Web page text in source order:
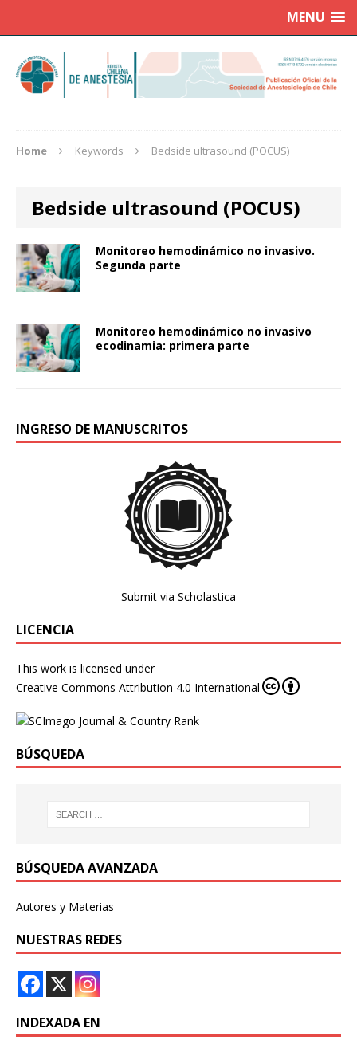
MENU
Home Keywords Bedside ultrasound (POCUS)
Bedside ultrasound (POCUS)
Monitoreo hemodinámico no invasivo.
Segunda parte
Monitoreo hemodinámico no invasivo
ecodinamia: primera parte
INGRESO DE MANUSCRITOS
Submit via Scholastica
LICENCIA
This work is licensed under
Creative Commons Attribution 4.0 International
BÚSQUEDA
BÚSQUEDA AVANZADA
Autores y Materias
NUESTRAS REDES
INDEXADA EN